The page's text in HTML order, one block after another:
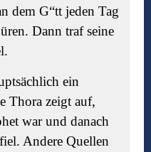
dem G“tt jeden Tag
Dann traf seine
ein
Thora zeigt auf,
war und danach
Andere Quellen